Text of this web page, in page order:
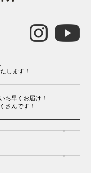
します！
ち早くお届け！
さんです！